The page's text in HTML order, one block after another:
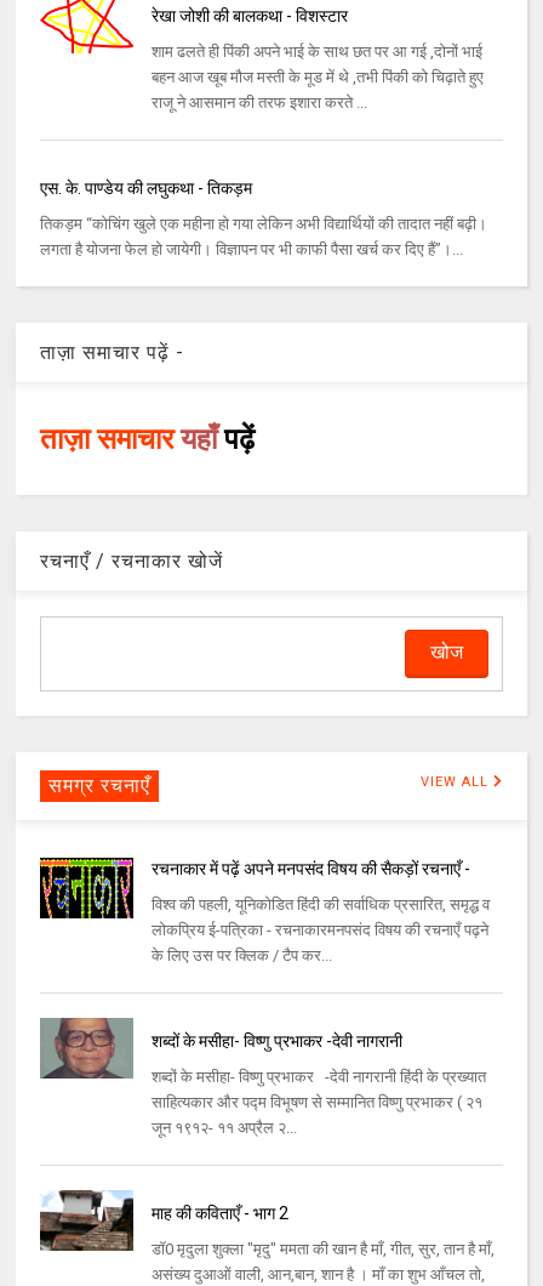
रेखा जोशी की बालकथा - विशस्टार
शाम ढलते ही पिंकी अपने भाई के साथ छत पर आ गई ,दोनों भाई
बहन आज खूब मौज मस्ती के मूड में थे ,तभी पिंकी को चिढ़ाते हुए
राजू ने आसमान की तरफ इशारा करते ...
एस. के. पाण्डेय की लघुकथा - तिकड़म
तिकड़म “कोचिंग खुले एक महीना हो गया लेकिन अभी विद्यार्थियों की तादात नहीं बढ़ी।
लगता है योजना फेल हो जायेगी। विज्ञापन पर भी काफी पैसा खर्च कर दिए हैं”।...
ताज़ा समाचार पढ़ें -
ताज़ा समाचारयहाँपढ़ें
रचनाएँ / रचनाकार खोजें
समग्र रचनाएँ VIEW ALL
रचनाकार में पढ़ें अपने मनपसंद विषय की सैकड़ों रचनाएँ -
विश्व की पहली, यूनिकोडित हिंदी की सर्वाधिक प्रसारित, समृद्ध व
लोकप्रिय ई-पत्रिका - रचनाकारमनपसंद विषय की रचनाएँ पढ़ने
के लिए उस पर क्लिक / टैप कर...
शब्दों के मसीहा- विष्णु प्रभाकर -देवी नागरानी
शब्दों के मसीहा- विष्णु प्रभाकर -देवी नागरानी हिंदी के प्रख्यात
साहित्यकार और पद्म विभूषण से सम्मानित विष्णु प्रभाकर ( २१
जून १९१२- ११ अप्रैल २...
माह की कविताएँ - भाग 2
डॉ0 मृदुला शुक्ला "मृदु" ममता की खान है माँ, गीत, सुर, तान है माँ,
असंख्य दुआओं वाली, आन,बान, शान है । माँ का शुभ आँचल तो,